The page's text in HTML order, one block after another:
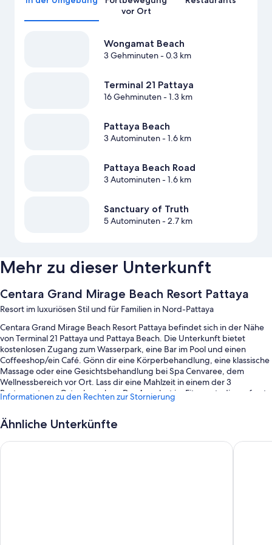
vor Ort
Wongamat Beach
3 Gehminuten- 0.3 km
Terminal 21 Pattaya
16 Gehminuten- 1.3 km
Pattaya Beach
3 Autominuten- 1.6 km
Pattaya Beach Road
3 Autominuten- 1.6 km
Sanctuary of Truth
5 Autominuten- 2.7 km
Mehr zu dieser Unterkunft
Centara Grand Mirage Beach Resort Pattaya
Resort im luxuriösen Stil und für Familien in Nord-Pattaya
Centara Grand Mirage Beach Resort Pattaya befindet sich in der Nähe
von Terminal 21 Pattaya und Pattaya Beach. Die Unterkunft bietet
kostenlosen Zugang zum Wasserpark, eine Bar im Pool und einen
Coffeeshop/ein Café. Gönn dir eine Körperbehandlung, eine klassische
Massage oder eine Gesichtsbehandlung bei Spa Cenvaree, dem
Wellnessbereich vor Ort. Lass dir eine Mahlzeit in einem der 3
Restaurants vor Ort schmecken. Das Angebot im Fitnessstudio umfasst
Yoga-Kurse. Zu den weiteren Aktivitäten gehören Volleyball,
kostenloses WLAN in den Zimmern – hier findest du so gut wie alles,
Informationen zu den Rechten zur Stornierung
Ähnliche Unterkünfte
Grande Centre Point Space Pattaya Grande